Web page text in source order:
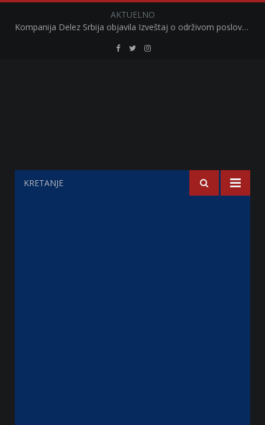
AKTUELNO
Kompanija Delez Srbija objavila Izveštaj o održivom poslovanju za 2025. godinu Briga o zajednici kroz program „Hrana za sve“ i edukaciju učenika
RetailRetailRetail
KRETANJE